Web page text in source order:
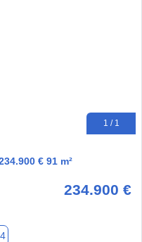
1 / 1
€ 91 m²
234.900 €